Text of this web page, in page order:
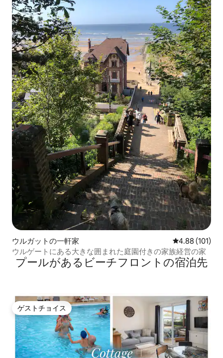
ウルガットの一軒家 レビュー101
4.88 (101)
ウルゲートにある大きな囲まれた庭園付きの家族経営の家
プールがあるビーチフロントの宿泊先
ゲストチョイス
ゲストチョイス